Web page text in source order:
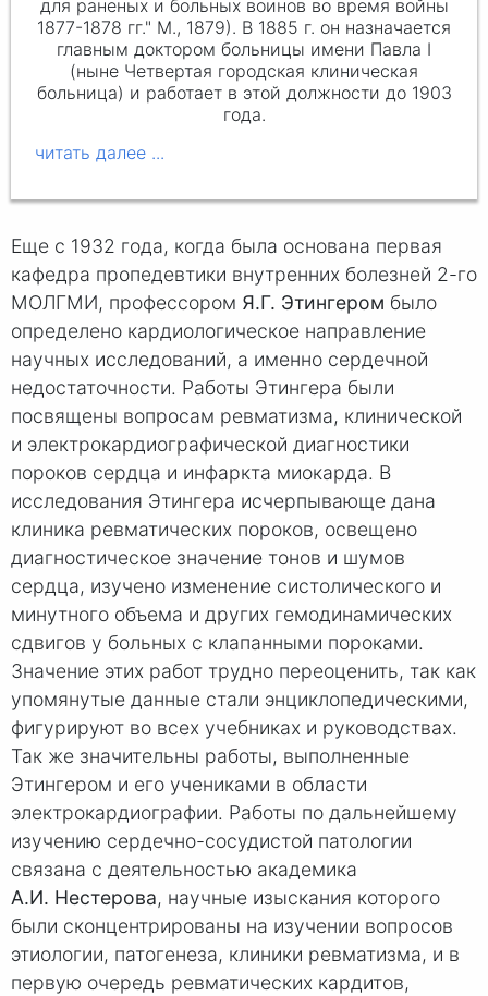
для раненых и больных воинов во время войны
1877-1878 гг." М., 1879). В 1885 г. он назначается
главным доктором больницы имени Павла I
(ныне Четвертая городская клиническая
больница) и работает в этой должности до 1903
года.
Еще с 1932 года, когда была основана первая
кафедра пропедевтики внутренних болезней 2-го
МОЛГМИ, профессором Я.Г. Этингером было
определено кардиологическое направление
научных исследований, а именно сердечной
недостаточности. Работы Этингера были
посвящены вопросам ревматизма, клинической
и электрокардиографической диагностики
пороков сердца и инфаркта миокарда. В
исследования Этингера исчерпывающе дана
клиника ревматических пороков, освещено
диагностическое значение тонов и шумов
сердца, изучено изменение систолического и
минутного объема и других гемодинамических
сдвигов у больных с клапанными пороками.
Значение этих работ трудно переоценить, так как
упомянутые данные стали энциклопедическими,
фигурируют во всех учебниках и руководствах.
Так же значительны работы, выполненные
Этингером и его учениками в области
электрокардиографии. Работы по дальнейшему
изучению сердечно-сосудистой патологии
связана с деятельностью академика
А.И. Нестерова, научные изыскания которого
были сконцентрированы на изучении вопросов
этиологии, патогенеза, клиники ревматизма, и в
первую очередь ревматических кардитов,